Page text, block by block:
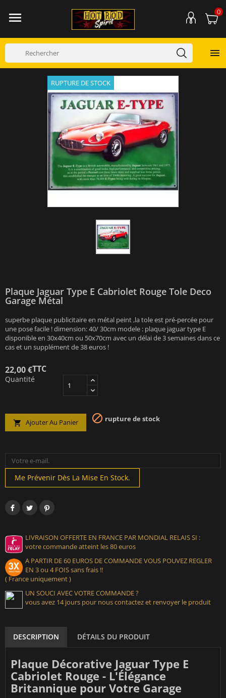
 0

RUPTURE DE STOCK
Plaque Jaguar Type E Cabriolet Rouge Tole Deco
Garage Métal
superbe plaque publicitaire en métal peint ,la tole est pré-percée pour
une pose facile ! dimension: 40/ 30cm modele : plaque jaguar type E
disponible en 30x40cm ou 50x70cm avec un délai de 3 semaines dans ce
cas et un supplément de 38 euros !
22,00 €TTC
Quantité
 Ajouter Au Panier  rupture de stock
Me Prévenir Dès La Mise En Stock.
LIVRAISON OFFERTE EN FRANCE PAR MONDIAL RELAIS SI :
votre commande atteint les 80 euros
A PARTIR DE 60 EUROS DE COMMANDE VOUS POUVEZ REGLER
EN 3 ou 4 FOIS sans frais !!
( France uniquement )
UN SOUCI AVEC VOTRE COMMANDE ?
vous avez 14 jours pour nous contactez et renvoyer le produit
DESCRIPTION DÉTAILS DU PRODUIT
Plaque Décorative Jaguar Type E
Cabriolet Rouge - L'Élégance
Britannique pour Votre Garage